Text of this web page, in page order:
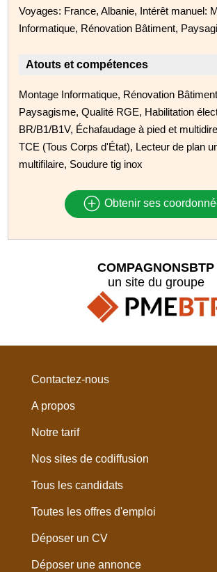
Voyages: France, Albanie, Intérêt manuel:
Informatique, Rénovation Bâtiment,
Atouts et compétences
Montage Informatique, Rénovation
Paysagisme, Qualité RGE, Habilitation
BR/B1/B1V, Échafaudage à pied et
TCE (Tous Corps d'État), Lecteur de plan
multifilaire, Soudure tig inox
Obtenir ses
COMPAGNONSBTP
un site du groupe
Contactez-nous
A propos
Notre tarif
Nos sites de codiffusion
Tous les candidats
Toutes les offres d'emploi
Déposer un CV
Déposer une annonce